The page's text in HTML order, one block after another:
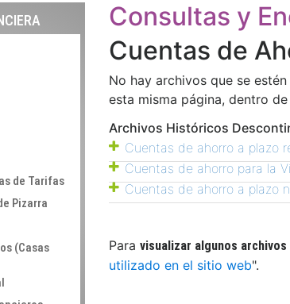
de Tarifas
Pizarra
(Casas
Consultas y
Cuentas de
No hay archivos que se
esta misma página, dentro
Archivos Históricos
Cuentas de ahorro a plazo
Cuentas de ahorro para la
Cuentas de ahorro a plazo
Para visualizar algunos archivos
utilizado en el sitio web".